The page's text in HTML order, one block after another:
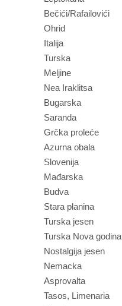
Bečići/Rafailovići
Ohrid
Italija
Turska
Meljine
Nea Iraklitsa
Bugarska
Saranda
Grčka proleće
Azurna obala
Slovenija
Mađarska
Budva
Stara planina
Turska jesen
Turska Nova godina
Nostalgija jesen
Nemacka
Asprovalta
Tasos, Limenaria